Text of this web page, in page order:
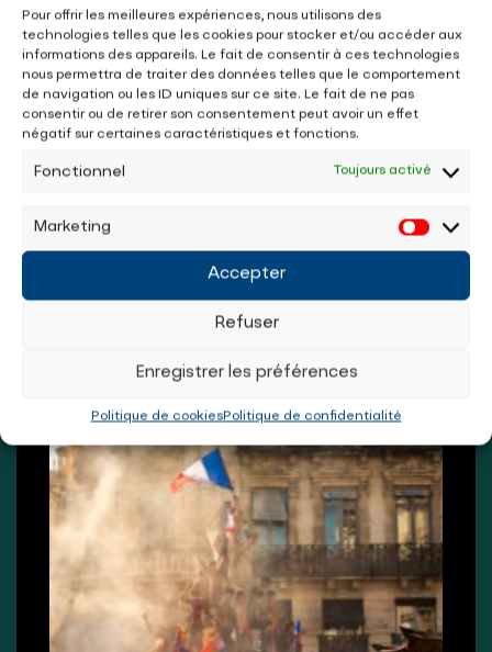
Pour offrir les meilleures expériences, nous utilisons des
technologies telles que les cookies pour stocker et/ou accéder aux
informations des appareils. Le fait de consentir à ces technologies
nous permettra de traiter des données telles que le comportement
de navigation ou les ID uniques sur ce site. Le fait de ne pas
consentir ou de retirer son consentement peut avoir un effet
négatif sur certaines caractéristiques et fonctions.
Fonctionnel Toujours activé
Marketing
Accepter
Refuser
Enregistrer les préférences
Politique de cookiesPolitique de confidentialité
Ces francs-maçons qui nous
gouvernent : quelques noms bien
connus
JULIEN MARISSIAUX